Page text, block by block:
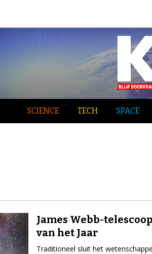
SCIENCE TECH SPACE
James Webb-
van het Jaar
Traditioneel sluit het